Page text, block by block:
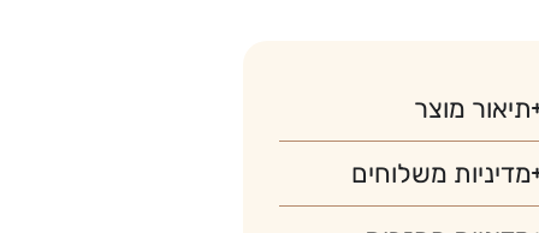
תיאור מוצר
מדיניות משלוחים